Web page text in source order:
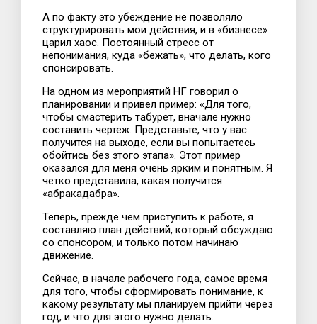
А по факту это убеждение не позволяло
структурировать мои действия, и в «бизнесе»
царил хаос. Постоянный стресс от
непонимания, куда «бежать», что делать, кого
спонсировать.
На одном из мероприятий НГ говорил о
планировании и привел пример: «Для того,
чтобы смастерить табурет, вначале нужно
составить чертеж. Представьте, что у вас
получится на выходе, если вы попытаетесь
обойтись без этого этапа». Этот пример
оказался для меня очень ярким и понятным. Я
четко представила, какая получится
«абракадабра».
Теперь, прежде чем приступить к работе, я
составляю план действий, который обсуждаю
со спонсором, и только потом начинаю
движение.
Сейчас, в начале рабочего года, самое время
для того, чтобы сформировать понимание, к
какому результату мы планируем прийти через
год, и что для этого нужно делать.